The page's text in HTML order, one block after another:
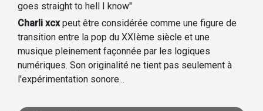
goes straight to hell I know"
Charli xcxpeut être considérée comme une figure de
transition entre la pop du XXIème siècle et une
musique pleinement façonnée par les logiques
numériques. Son originalité ne tient pas seulement à
l'expérimentation sonore...